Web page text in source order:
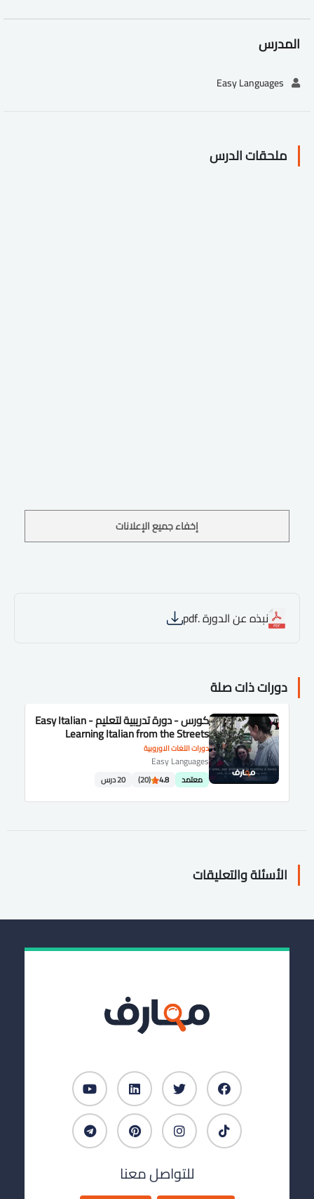
المدرس
ملحقات الدرس
إخفاء جميع الإعلانات
نبذه عن الدورة .pdf
دورات ذات صلة
دورات اللغات الاوروبية
كورس - دورة تدريبية لتعليم Easy Italian -
Learning Italian from the Streets
Easy Languages
معتمد 4.8
(20) 20 درس
الأسئلة والتعليقات
للتواصل معنا